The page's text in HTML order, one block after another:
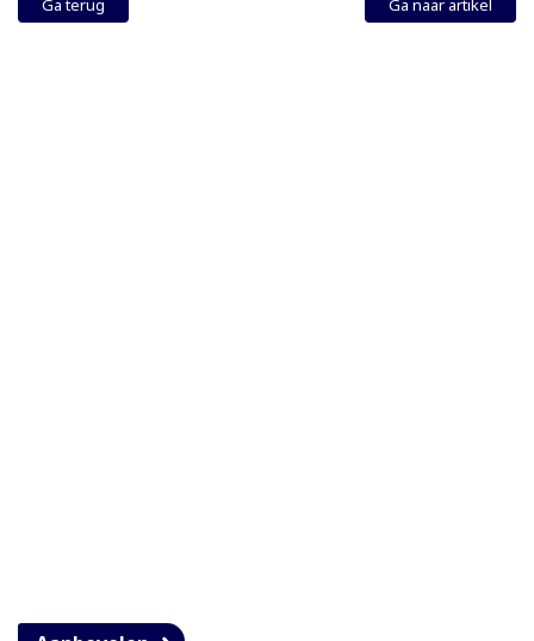
Ga terug Ga naar artikel